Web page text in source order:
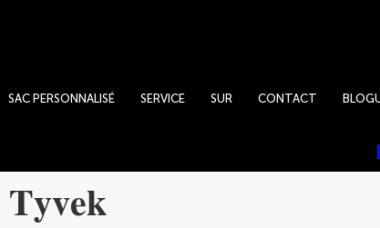
SAC PERSONNALISÉ SERVICE SUR CONTACT
Tyvek